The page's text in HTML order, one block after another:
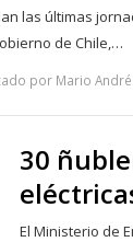
las últimas
de Chile,…
por Mario
30
El Ministerio de